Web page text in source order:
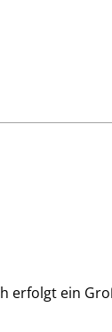
erfolgt ein